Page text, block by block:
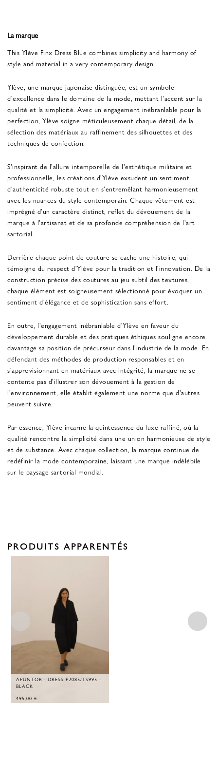
La marque
This Ylève Finx Dress Blue combines simplicity and harmony of
style and material in a very contemporary design.
Ylève, une marque japonaise distinguée, est un symbole
d'excellence dans le domaine de la mode, mettant l'accent sur la
qualité et la simplicité. Avec un engagement inébranlable pour la
perfection, Ylève soigne méticuleusement chaque détail, de la
sélection des matériaux au raffinement des silhouettes et des
techniques de confection.
S'inspirant de l'allure intemporelle de l'esthétique militaire et
professionnelle, les créations d'Ylève exsudent un sentiment
d'authenticité robuste tout en s'entremêlant harmonieusement
avec les nuances du style contemporain. Chaque vêtement est
imprégné d'un caractère distinct, reflet du dévouement de la
marque à l'artisanat et de sa profonde compréhension de l'art
sartorial.
Derrière chaque point de couture se cache une histoire, qui
témoigne du respect d'Ylève pour la tradition et l'innovation. De la
construction précise des coutures au jeu subtil des textures,
chaque élément est soigneusement sélectionné pour évoquer un
sentiment d'élégance et de sophistication sans effort.
En outre, l'engagement inébranlable d'Ylève en faveur du
développement durable et des pratiques éthiques souligne encore
davantage sa position de précurseur dans l'industrie de la mode. En
défendant des méthodes de production responsables et en
s'approvisionnant en matériaux avec intégrité, la marque ne se
contente pas d'illustrer son dévouement à la gestion de
l'environnement, elle établit également une norme que d'autres
peuvent suivre.
Par essence, Ylève incarne la quintessence du luxe raffiné, où la
qualité rencontre la simplicité dans une union harmonieuse de style
et de substance. Avec chaque collection, la marque continue de
redéfinir la mode contemporaine, laissant une marque indélébile
sur le paysage sartorial mondial.
PRODUITS APPARENTÉS
APUNTOB - DRESS P2085/TS995 -
BLACK
495,00 €